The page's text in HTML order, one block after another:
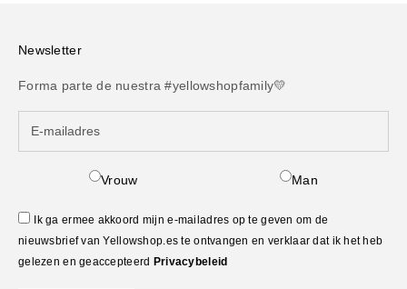
Newsletter
Forma parte de nuestra #yellowshopfamily💛
Vrouw Man
Ik ga ermee akkoord mijn e-mailadres op te geven om de
nieuwsbrief van Yellowshop.es te ontvangen en verklaar dat ik het heb
gelezen en geaccepteerd Privacybeleid